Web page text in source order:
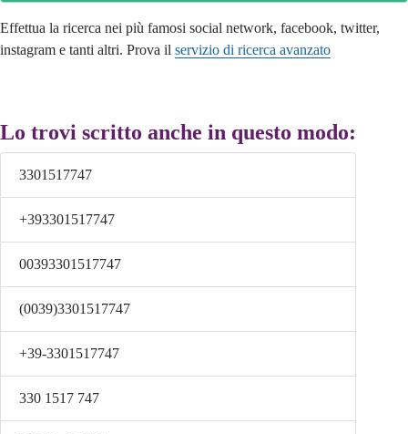
Effettua la ricerca nei più famosi social network, facebook, twitter,
instagram e tanti altri. Prova il servizio di ricerca avanzato
Lo trovi scritto anche in questo modo:
3301517747
+393301517747
00393301517747
(0039)3301517747
+39-3301517747
330 1517 747